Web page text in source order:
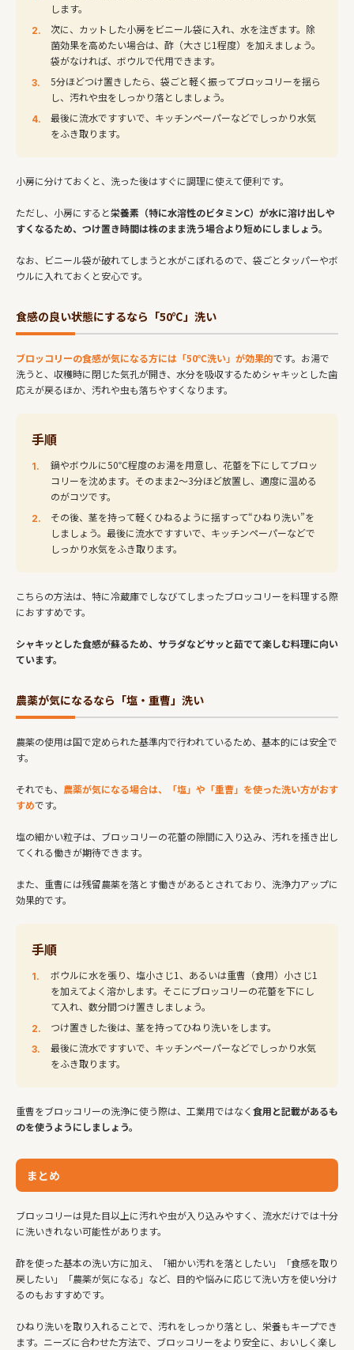
します。
次に、カットした小房をビニール袋に入れ、水を注ぎます。除
菌効果を高めたい場合は、酢（大さじ1程度）を加えましょう。
袋がなければ、ボウルで代用できます。
5分ほどつけ置きしたら、袋ごと軽く振ってブロッコリーを揺ら
し、汚れや虫をしっかり落としましょう。
最後に流水ですすいで、キッチンペーパーなどでしっかり水気
をふき取ります。
小房に分けておくと、洗った後はすぐに調理に使えて便利です。
ただし、小房にすると栄養素（特に水溶性のビタミンC）が水に溶け出しや
すくなるため、つけ置き時間は株のまま洗う場合より短めにしましょう。
なお、ビニール袋が破れてしまうと水がこぼれるので、袋ごとタッパーやボ
ウルに入れておくと安心です。
食感の良い状態にするなら「50℃」洗い
ブロッコリーの食感が気になる方には「50℃洗い」が効果的です。お湯で
洗うと、収穫時に閉じた気孔が開き、水分を吸収するためシャキッとした歯
応えが戻るほか、汚れや虫も落ちやすくなります。
手順
鍋やボウルに50℃程度のお湯を用意し、花蕾を下にしてブロッ
コリーを沈めます。そのまま2～3分ほど放置し、適度に温める
のがコツです。
その後、茎を持って軽くひねるように揺すって“ひねり洗い”を
しましょう。最後に流水ですすいで、キッチンペーパーなどで
しっかり水気をふき取ります。
こちらの方法は、特に冷蔵庫でしなびてしまったブロッコリーを料理する際
におすすめです。
シャキッとした食感が蘇るため、サラダなどサッと茹でて楽しむ料理に向い
ています。
農薬が気になるなら「塩・重曹」洗い
農薬の使用は国で定められた基準内で行われているため、基本的には安全で
す。
それでも、 農薬が気になる場合は、「塩」や「重曹」を使った洗い方がおす
すめです。
塩の細かい粒子は、ブロッコリーの花蕾の隙間に入り込み、汚れを掻き出し
てくれる働きが期待できます。
また、重曹には残留農薬を落とす働きがあるとされており、洗浄力アップに
効果的です。
手順
ボウルに水を張り、塩小さじ1、あるいは重曹（食用）小さじ1
を加えてよく溶かします。そこにブロッコリーの花蕾を下にし
て入れ、数分間つけ置きしましょう。
つけ置きした後は、茎を持ってひねり洗いをします。
最後に流水ですすいで、キッチンペーパーなどでしっかり水気
をふき取ります。
重曹をブロッコリーの洗浄に使う際は、工業用ではなく食用と記載があるも
のを使うようにしましょう。
まとめ
ブロッコリーは見た目以上に汚れや虫が入り込みやすく、流水だけでは十分
に洗いきれない可能性があります。
酢を使った基本の洗い方に加え、「細かい汚れを落としたい」「食感を取り
戻したい」「農薬が気になる」など、目的や悩みに応じて洗い方を使い分け
るのもおすすめです。
ひねり洗いを取り入れることで、汚れをしっかり落とし、栄養もキープでき
ます。ニーズに合わせた方法で、ブロッコリーをより安全に、おいしく楽し